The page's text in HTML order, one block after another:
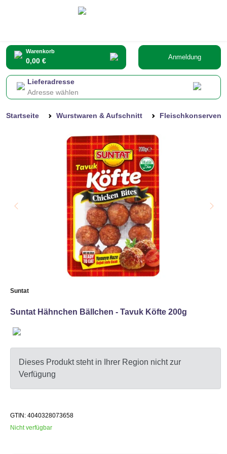
Warenkorb
0,00 € Anmeldung
Lieferadresse
Adresse wählen
Startseite Wurstwaren & Aufschnitt Fleischkonserven
Suntat
Suntat Hähnchen Bällchen - Tavuk Köfte 200g
Dieses Produkt steht in Ihrer Region nicht zur
Verfügung
GTIN: 4040328073658
Nicht verfügbar